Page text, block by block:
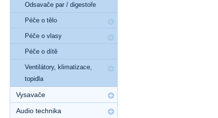
Odsavače par / digestoře
Péče o tělo
Péče o vlasy
Péče o dítě
Ventilátory, klimatizace,
topidla
Vysavače
Audio technika